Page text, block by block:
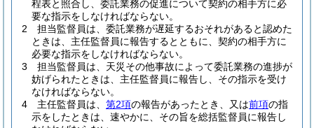
程表と照合し、委託業務の促進について契約の相手方に必
要な指示をしなければならない。
2
担当監督員は、委託業務が遅延するおそれがあると認めた
ときは、主任監督員に報告するとともに、契約の相手方に
必要な指示をしなければならない。
3
担当監督員は、天災その他事故によって委託業務の進捗が
妨げられたときは、主任監督員に報告し、その指示を受け
なければならない。
4
主任監督員は、 第2項の報告があったとき、又は前項の指
示をしたときは、速やかに、その旨を総括監督員に報告し